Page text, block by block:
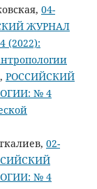
04-
ЖУРНАЛ
, РОССИЙСКИЙ
№ 4
02-
№ 4